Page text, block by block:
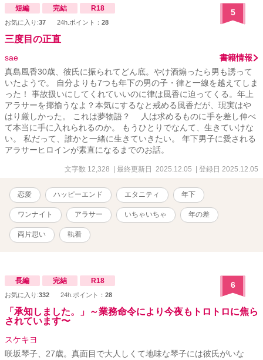
短編 完結 R18
お気に入り:37 24h.ポイント： 28
5
三度目の正直
sae
書籍情報
真島風香30歳、彼氏に振られてどん底。やけ酒煽ったら男も誘って
いたようで。 自分よりも7つも年下の男の子・律と一線を越えてしま
った！ 事故扱いにしてくれていいのに律は風香に迫ってくる。年上
アラサーを揶揄うなよ？本気にするなと戒める風香だが、現実はや
はり厳しかった。 これは夢物語？ 人は求めるものに手を差し伸べ
て本当に手に入れられるのか。 もうひとりでなんて、生きていけな
い。 私だって、誰かと一緒に生きていきたい。 年下男子に愛される
アラサーヒロインが素直になるまでのお話。
文字数 12,328 | 最終更新日 2025.12.05 | 登録日 2025.12.05
恋愛 ハッピーエンド エタニティ 年下
ワンナイト アラサー いちゃいちゃ 年の差
両片思い 執着
長編 完結 R18
お気に入り:332 24h.ポイント： 28
6
「承知しました。」～業務命令により今夜もトロトロに焦ら
されています〜
スケキヨ
咲坂琴子、27歳。真面目で大人しくて地味な琴子には彼氏がいな